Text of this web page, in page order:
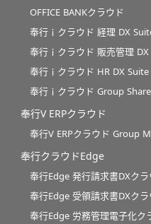
OFFICE BANKクラウド
奉行ｉクラウド 経理 DX
奉行ｉクラウド 販売管理
奉行ｉクラウド HR DX Suite
奉行ｉクラウド Group
奉行V ERPクラウド
奉行V ERPクラウド Group
奉行クラウドEdge
奉行Edge 発行請求書DXクラ
奉行Edge 受領請求書DXクラ
奉行Edge 労務管理電子化ク